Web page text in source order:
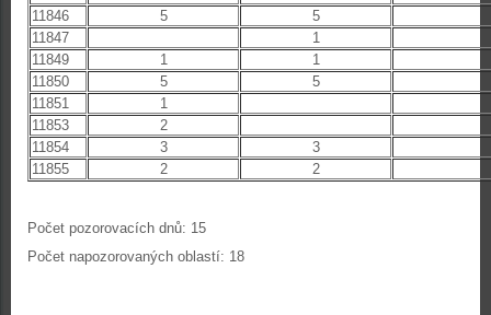
11846
5
5
11847
1
11849
1
1
11850
5
5
11851
1
11853
2
11854
3
3
11855
2 2
Počet pozorovacích dnů: 15
Počet napozorovaných oblastí: 18